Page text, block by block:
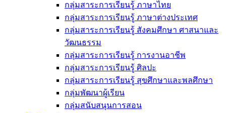
กลุ่มสาระการเรียนรู้ ภาษาไทย
กลุ่มสาระการเรียนรู้ ภาษาต่างประเทศ
กลุ่มสาระการเรียนรู้ สังคมศึกษา ศาสนาและ
วัฒนธรรม
กลุ่มสาระการเรียนรู้ การงานอาชีพ
กลุ่มสาระการเรียนรู้ ศิลปะ
กลุ่มสาระการเรียนรู้ สุขศึกษาและพลศึกษา
กลุ่มพัฒนาผู้เรียน
กลุ่มสนับสนุนการสอน